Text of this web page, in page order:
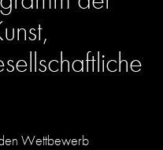
Wettbewerb